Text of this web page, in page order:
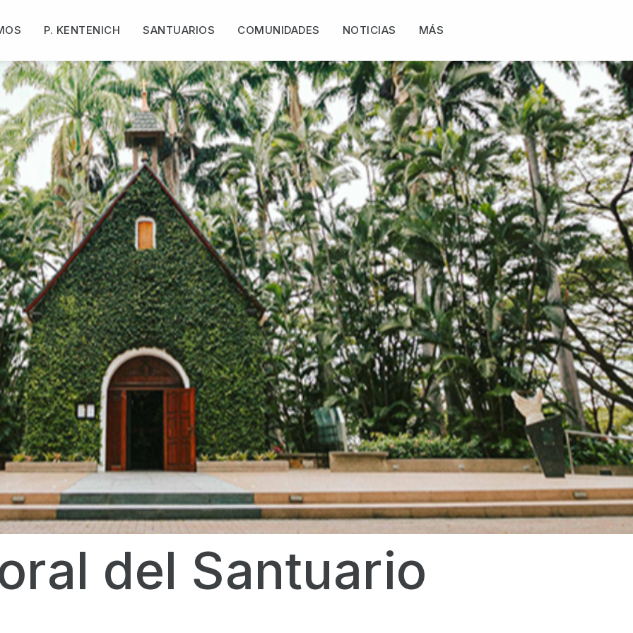
P. KENTENICH SANTUARIOS COMUNIDADES NOTICIAS MÁS
del Santuario